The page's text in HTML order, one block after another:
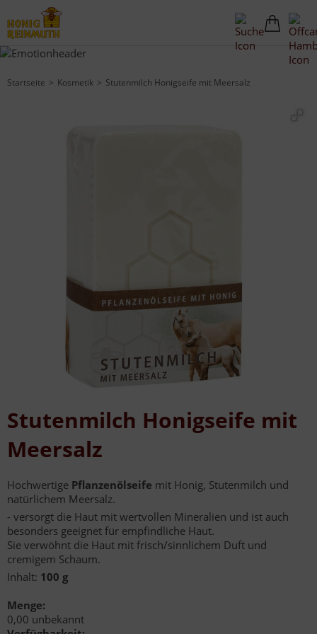
Startseite Kosmetik Stutenmilch Honigseife mit Meersalz
Stutenmilch Honigseife mit
Meersalz
Hochwertige Pflanzenölseife mit Honig, Stutenmilch und
natürlichem Meersalz.
- versorgt die Haut mit wertvollen Mineralien und ist auch
besonders geeignet für empfindliche Haut.
Sie verwöhnt die Haut mit frisch/sinnlichem Duft und
cremigem Schaum.
Inhalt: 100 g
Menge:
0,00 unbekannt